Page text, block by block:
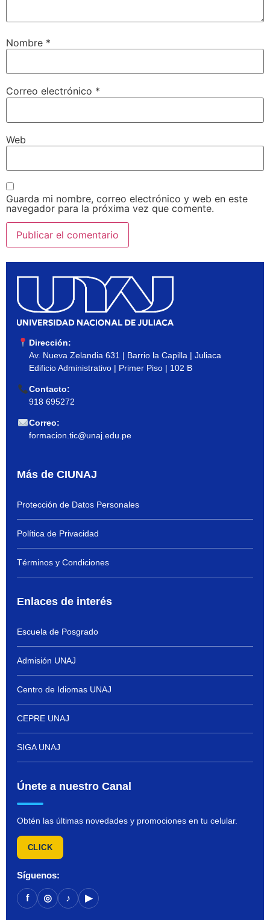
Nombre *
Correo electrónico *
Web
Guarda mi nombre, correo electrónico y web en este
navegador para la próxima vez que comente.
Dirección:
Av. Nueva Zelandia 631 | Barrio la Capilla | Juliaca
Edificio Administrativo | Primer Piso | 102 B
Contacto:
918 695272
Correo:
formacion.tic@unaj.edu.pe
Más de CIUNAJ
Protección de Datos Personales
Política de Privacidad
Términos y Condiciones
Enlaces de interés
Escuela de Posgrado
Admisión UNAJ
Centro de Idiomas UNAJ
CEPRE UNAJ
SIGA UNAJ
Únete a nuestro Canal
Obtén las últimas novedades y promociones en tu celular.
CLICK
Síguenos:
f ◎ ♪ ▶